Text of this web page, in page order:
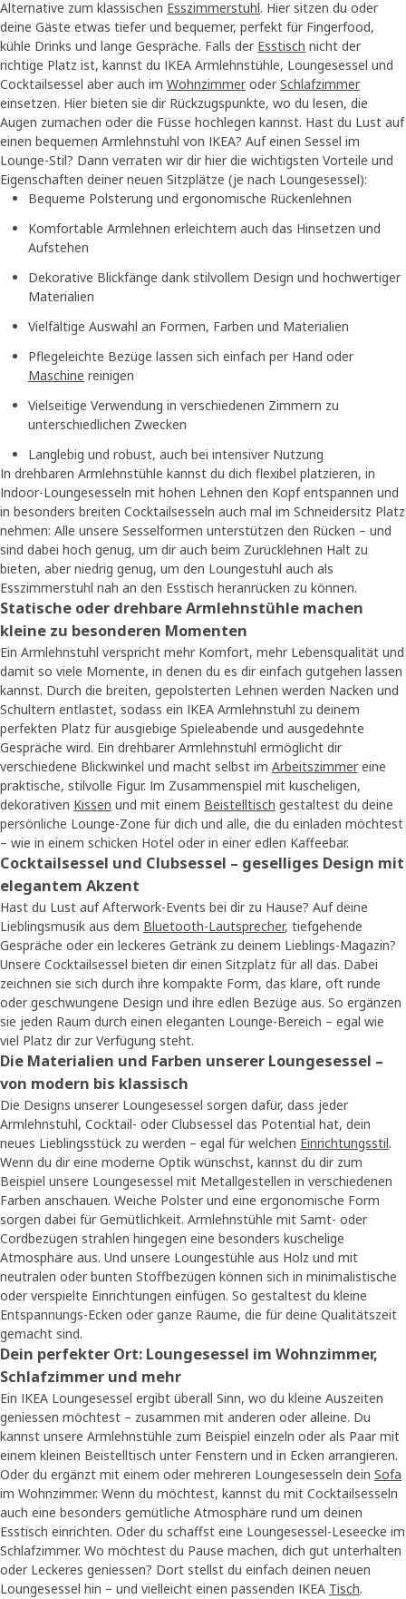
Alternative zum klassischen Esszimmerstuhl. Hier sitzen du oder
deine Gäste etwas tiefer und bequemer, perfekt für Fingerfood,
kühle Drinks und lange Gespräche. Falls der Esstisch nicht der
richtige Platz ist, kannst du IKEA Armlehnstühle, Loungesessel und
Cocktailsessel aber auch im Wohnzimmer oder Schlafzimmer
einsetzen. Hier bieten sie dir Rückzugspunkte, wo du lesen, die
Augen zumachen oder die Füsse hochlegen kannst. Hast du Lust auf
einen bequemen Armlehnstuhl von IKEA? Auf einen Sessel im
Lounge-Stil? Dann verraten wir dir hier die wichtigsten Vorteile und
Eigenschaften deiner neuen Sitzplätze (je nach Loungesessel):
Bequeme Polsterung und ergonomische Rückenlehnen
Komfortable Armlehnen erleichtern auch das Hinsetzen und
Aufstehen
Dekorative Blickfänge dank stilvollem Design und hochwertiger
Materialien
Vielfältige Auswahl an Formen, Farben und Materialien
Pflegeleichte Bezüge lassen sich einfach per Hand oder
Maschine reinigen
Vielseitige Verwendung in verschiedenen Zimmern zu
unterschiedlichen Zwecken
Langlebig und robust, auch bei intensiver Nutzung
In drehbaren Armlehnstühle kannst du dich flexibel platzieren, in
Indoor-Loungesesseln mit hohen Lehnen den Kopf entspannen und
in besonders breiten Cocktailsesseln auch mal im Schneidersitz Platz
nehmen: Alle unsere Sesselformen unterstützen den Rücken – und
sind dabei hoch genug, um dir auch beim Zurücklehnen Halt zu
bieten, aber niedrig genug, um den Loungestuhl auch als
Esszimmerstuhl nah an den Esstisch heranrücken zu können.
Statische oder drehbare Armlehnstühle machen
kleine zu besonderen Momenten
Ein Armlehnstuhl verspricht mehr Komfort, mehr Lebensqualität und
damit so viele Momente, in denen du es dir einfach gutgehen lassen
kannst. Durch die breiten, gepolsterten Lehnen werden Nacken und
Schultern entlastet, sodass ein IKEA Armlehnstuhl zu deinem
perfekten Platz für ausgiebige Spieleabende und ausgedehnte
Gespräche wird. Ein drehbarer Armlehnstuhl ermöglicht dir
verschiedene Blickwinkel und macht selbst im Arbeitszimmer eine
praktische, stilvolle Figur. Im Zusammenspiel mit kuscheligen,
dekorativen Kissen und mit einem Beistelltisch gestaltest du deine
persönliche Lounge-Zone für dich und alle, die du einladen möchtest
– wie in einem schicken Hotel oder in einer edlen Kaffeebar.
Cocktailsessel und Clubsessel – geselliges Design mit
elegantem Akzent
Hast du Lust auf Afterwork-Events bei dir zu Hause? Auf deine
Lieblingsmusik aus dem Bluetooth-Lautsprecher, tiefgehende
Gespräche oder ein leckeres Getränk zu deinem Lieblings-Magazin?
Unsere Cocktailsessel bieten dir einen Sitzplatz für all das. Dabei
zeichnen sie sich durch ihre kompakte Form, das klare, oft runde
oder geschwungene Design und ihre edlen Bezüge aus. So ergänzen
sie jeden Raum durch einen eleganten Lounge-Bereich – egal wie
viel Platz dir zur Verfügung steht.
Die Materialien und Farben unserer Loungesessel –
von modern bis klassisch
Die Designs unserer Loungesessel sorgen dafür, dass jeder
Armlehnstuhl, Cocktail- oder Clubsessel das Potential hat, dein
neues Lieblingsstück zu werden – egal für welchen Einrichtungsstil.
Wenn du dir eine moderne Optik wünschst, kannst du dir zum
Beispiel unsere Loungesessel mit Metallgestellen in verschiedenen
Farben anschauen. Weiche Polster und eine ergonomische Form
sorgen dabei für Gemütlichkeit. Armlehnstühle mit Samt- oder
Cordbezügen strahlen hingegen eine besonders kuschelige
Atmosphäre aus. Und unsere Loungestühle aus Holz und mit
neutralen oder bunten Stoffbezügen können sich in minimalistische
oder verspielte Einrichtungen einfügen. So gestaltest du kleine
Entspannungs-Ecken oder ganze Räume, die für deine Qualitätszeit
gemacht sind.
Dein perfekter Ort: Loungesessel im Wohnzimmer,
Schlafzimmer und mehr
Ein IKEA Loungesessel ergibt überall Sinn, wo du kleine Auszeiten
geniessen möchtest – zusammen mit anderen oder alleine. Du
kannst unsere Armlehnstühle zum Beispiel einzeln oder als Paar mit
einem kleinen Beistelltisch unter Fenstern und in Ecken arrangieren.
Oder du ergänzt mit einem oder mehreren Loungesesseln dein Sofa
im Wohnzimmer. Wenn du möchtest, kannst du mit Cocktailsesseln
auch eine besonders gemütliche Atmosphäre rund um deinen
Esstisch einrichten. Oder du schaffst eine Loungesessel-Leseecke im
Schlafzimmer. Wo möchtest du Pause machen, dich gut unterhalten
oder Leckeres geniessen? Dort stellst du einfach deinen neuen
Loungesessel hin – und vielleicht einen passenden IKEA Tisch.